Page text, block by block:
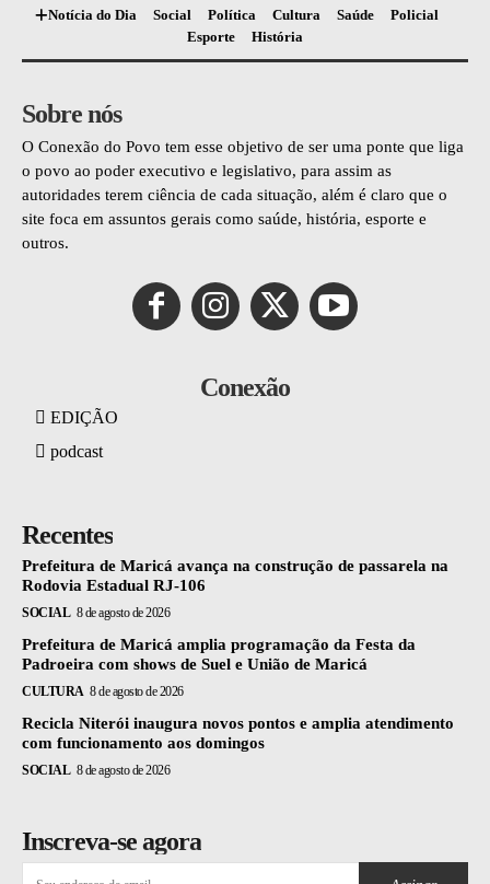
Notícia do Dia Social Política Cultura Saúde
Policial
Esporte
História
Sobre nós
O Conexão do Povo tem esse objetivo de ser uma ponte que liga
o povo ao poder executivo e legislativo, para assim as
autoridades terem ciência de cada situação, além é claro que o
site foca em assuntos gerais como saúde, história, esporte e
outros.
Conexão
EDIÇÃO
podcast
Recentes
Prefeitura de Maricá avança na construção de passarela na
Rodovia Estadual RJ-106
SOCIAL 8 de agosto de 2026
Prefeitura de Maricá amplia programação da Festa da
Padroeira com shows de Suel e União de Maricá
CULTURA 8 de agosto de 2026
Recicla Niterói inaugura novos pontos e amplia atendimento
com funcionamento aos domingos
SOCIAL 8 de agosto de 2026
Inscreva-se agora